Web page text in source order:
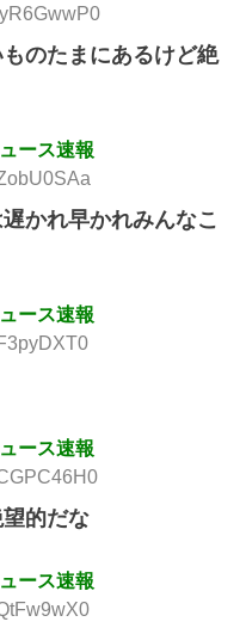
のたまにあるけど絶
ース速報
かれ早かれみんなこ
ース速報
ース速報
的だな
ース速報